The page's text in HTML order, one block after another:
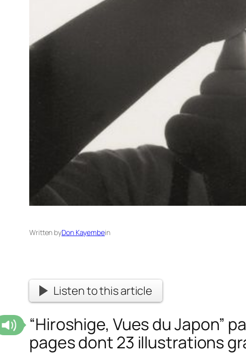
Written byDon Kayembein
Listen to this article
“Hiroshige, Vues du Japon”
pages dont 23 illustrations